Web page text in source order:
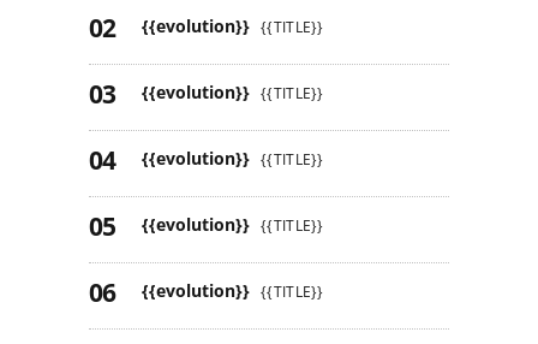
{{evolution}} {{TITLE}}
{{evolution}} {{TITLE}}
{{evolution}} {{TITLE}}
{{evolution}} {{TITLE}}
{{evolution}} {{TITLE}}